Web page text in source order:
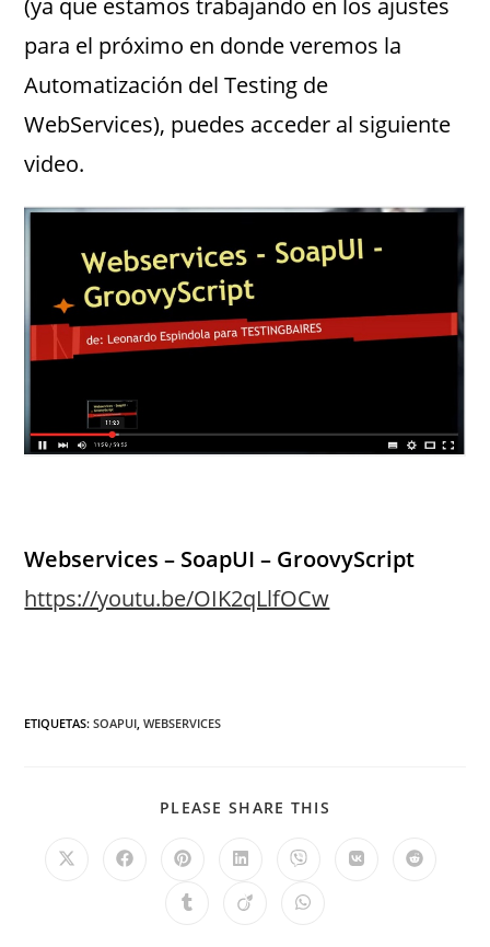
para el próximo en donde veremos la
Automatización del Testing de
WebServices), puedes acceder al siguiente
video.
Webservices – SoapUI – GroovyScript
https://youtu.be/OIK2qLlfOCw
ETIQUETAS:SOAPUI WEBSERVICES
PLEASE SHARE THIS